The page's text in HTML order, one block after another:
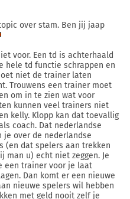
over stam. Ben jij jaap
voor. Een td is achterhaald
hele td functie schrappen en
niet de trainer laten
Trouwens een trainer moet
om in te zien wat voor
kunnen veel trainers niet
kelly. Klopp kan dat toevallig
coach. Dat nederlandse
je over de nederlandse
(en dat spelers aan trekken
man u) echt niet zeggen. Je
een trainer voor je laat
Dan komt er een nieuwe
nieuwe spelers wil hebben
met geld nooit zelf je